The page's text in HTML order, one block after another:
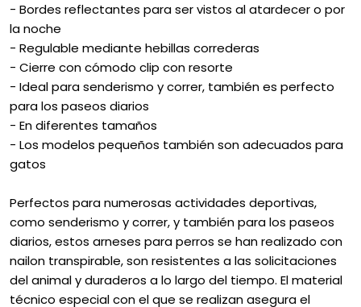
- Bordes reflectantes para ser vistos al atardecer o por
la noche
- Regulable mediante hebillas correderas
- Cierre con cómodo clip con resorte
- Ideal para senderismo y correr, también es perfecto
para los paseos diarios
- En diferentes tamaños
- Los modelos pequeños también son adecuados para
gatos
Perfectos para numerosas actividades deportivas,
como senderismo y correr, y también para los paseos
diarios, estos arneses para perros se han realizado con
nailon transpirable, son resistentes a las solicitaciones
del animal y duraderos a lo largo del tiempo. El material
técnico especial con el que se realizan asegura el